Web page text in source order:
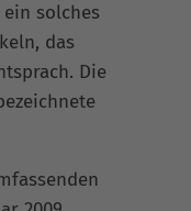
solches
das
Die